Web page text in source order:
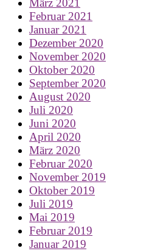
März 2021
Februar 2021
Januar 2021
Dezember 2020
November 2020
Oktober 2020
September 2020
August 2020
Juli 2020
Juni 2020
April 2020
März 2020
Februar 2020
November 2019
Oktober 2019
Juli 2019
Mai 2019
Februar 2019
Januar 2019